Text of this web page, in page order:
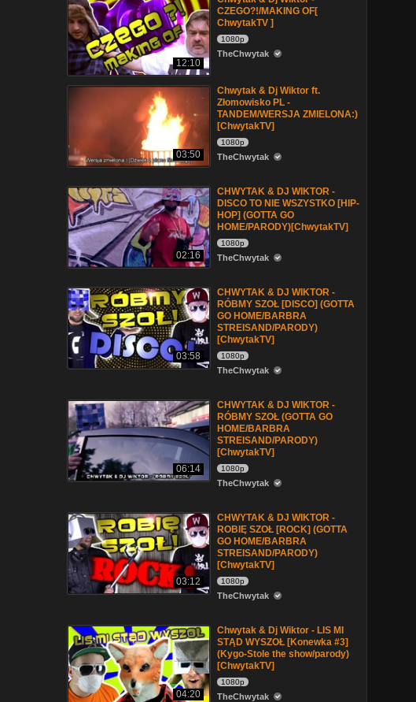
12:10
CZEGO?!/MAKING OF[
ChwytakTV ]
1080p
TheChwytak
03:50
Chwytak & Dj Wiktor ft.
Złomowisko PL -
TANDEM/WERSJA ZMIELONA:)
[ChwytakTV]
1080p
TheChwytak
02:16
CHWYTAK & DJ WIKTOR -
DISCO TO NIE WSZYSTKO [HIP-
HOP] (GOTTA GO
HOME/PARODY)[ChwytakTV]
1080p
TheChwytak
03:58
CHWYTAK & DJ WIKTOR -
RÓBMY SZOŁ [DISCO] (GOTTA
GO HOME/BARBRA
STREISAND/PARODY)
[ChwytakTV]
1080p
TheChwytak
06:14
CHWYTAK & DJ WIKTOR -
RÓBMY SZOŁ (GOTTA GO
HOME/BARBRA
STREISAND/PARODY)
[ChwytakTV]
1080p
TheChwytak
03:12
CHWYTAK & DJ WIKTOR -
ROBIĘ SZOŁ [ROCK] (GOTTA
GO HOME/BARBRA
STREISAND/PARODY)
[ChwytakTV]
1080p
TheChwytak
04:20
Chwytak & Dj Wiktor - LIS MI
STĄD WYSZOŁ [Konewka #3]
(Kygo-Stole the show/parody)
[ChwytakTV]
1080p
TheChwytak